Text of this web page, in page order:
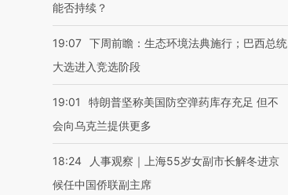
能否持续？
19:07 下周前瞻：生态环境法典施行；巴西总统
大选进入竞选阶段
19:01
特朗普坚称美国防空弹药库存充足 但不
会向乌克兰提供更多
18:24
人事观察｜上海55岁女副市长解冬进京
候任中国侨联副主席